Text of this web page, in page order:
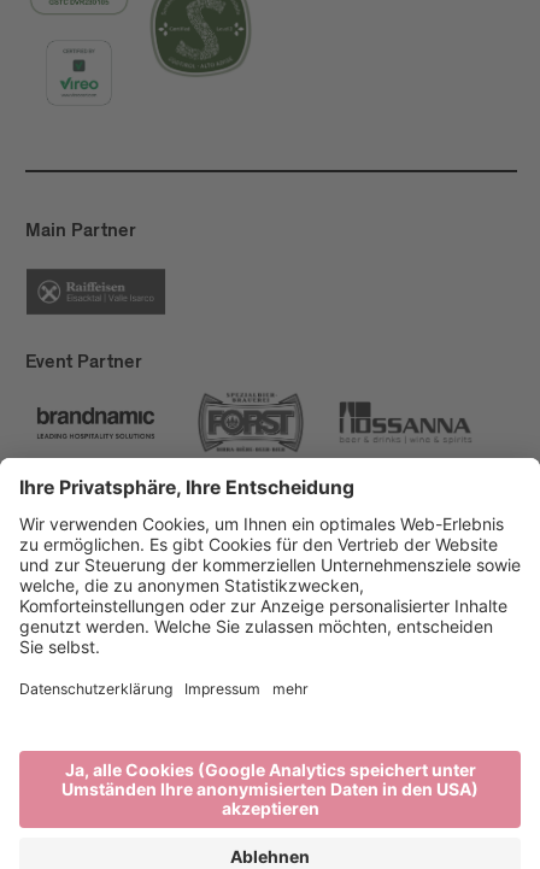
Main Partner
Event Partner
Brixen Tourismus
Privacy
Impressum
Förderungen
produced by